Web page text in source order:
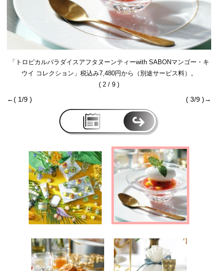
「トロピカルパラダイスアフタヌーンティーwith SABONマンゴー・キ
ウイ コレクション」税込み7,480円から（別途サービス料）。
( 2 / 9 )
←( 1/9 ) ( 3/9 )→